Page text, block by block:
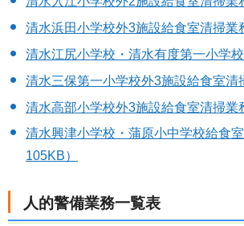
清水浜田小学校外3施設給食室清掃業
清水江尻小学校・清水有度第一小学
清水三保第一小学校外3施設給食室清
清水高部小学校外3施設給食室清掃業
清水興津小学校・蒲原小中学校給食
105KB）
人的警備業務一覧表